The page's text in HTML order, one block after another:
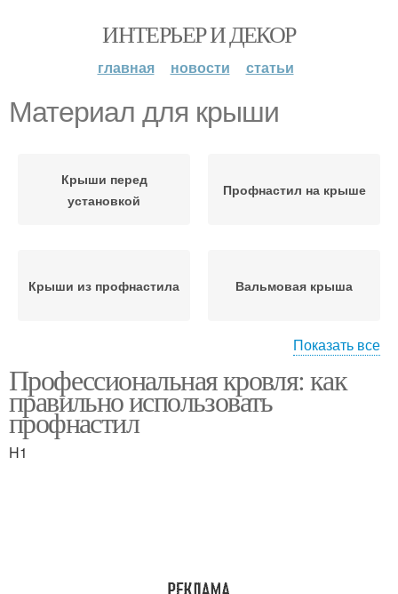
ИНТЕРЬЕР И ДЕКОР
главная новости статьи
Материал для крыши
Крыши перед
установкой
Профнастил на крыше
Крыши из профнастила Вальмовая крыша
Материалы для
вальмовой крыши
крыши
Показать все
Профессиональная кровля: как
правильно использовать
профнастил
H1